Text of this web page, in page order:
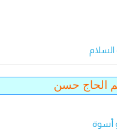
الحاج حسن
أسوة